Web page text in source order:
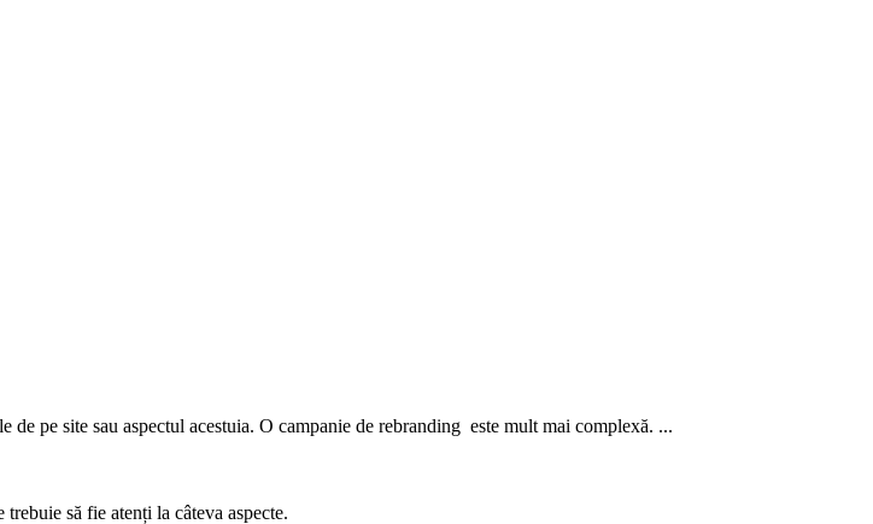
pe site sau aspectul acestuia. O campanie de rebranding este mult mai complexă. ...
să fie atenți la câteva aspecte.